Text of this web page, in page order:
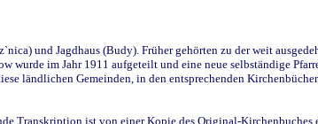
und Jagdhaus (Budy). Früher gehörten zu der weit
wurde im Jahr 1911 aufgeteilt und eine neue selbständige
ländlichen Gemeinden, in den entsprechenden
Transkription ist von einer Kopie des Original-